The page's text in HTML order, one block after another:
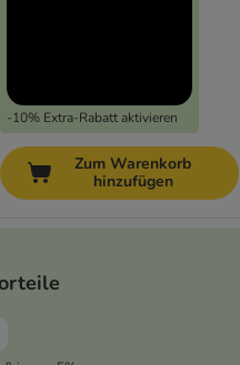
-10% Extra-Rabatt aktivieren
Zum Warenkorb
hinzufügen